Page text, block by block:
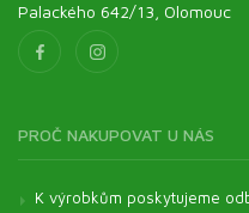
Palackého 642/13, Olomouc
PROČ NAKUPOVAT U NÁS
K výrobkům poskytujeme